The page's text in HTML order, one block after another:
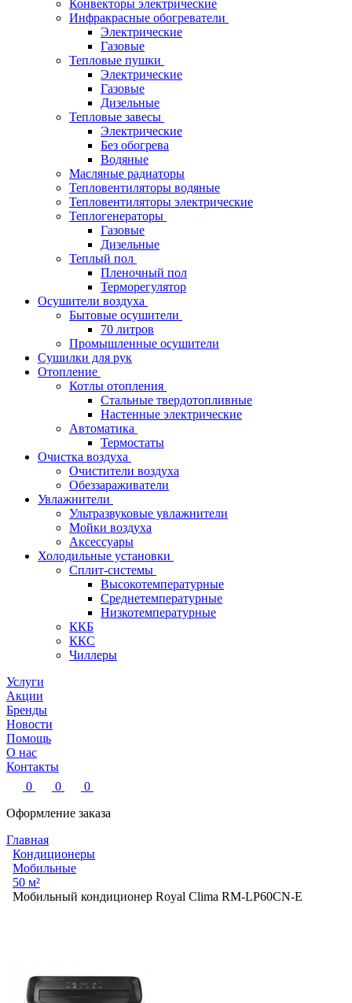
Конвекторы электрические
Инфракрасные обогреватели
Электрические
Газовые
Тепловые пушки
Электрические
Газовые
Дизельные
Тепловые завесы
Электрические
Без обогрева
Водяные
Масляные радиаторы
Тепловентиляторы водяные
Тепловентиляторы электрические
Теплогенераторы
Газовые
Дизельные
Теплый пол
Пленочный пол
Терморегулятор
Осушители воздуха
Бытовые осушители
70 литров
Промышленные осушители
Сушилки для рук
Отопление
Котлы отопления
Стальные твердотопливные
Настенные электрические
Автоматика
Термостаты
Очистка воздуха
Очистители воздуха
Обеззараживатели
Увлажнители
Ультразвуковые увлажнители
Мойки воздуха
Аксессуары
Холодильные установки
Сплит-системы
Высокотемпературные
Среднетемпературные
Низкотемпературные
ККБ
ККС
Чиллеры
Услуги
Акции
Бренды
Новости
Помощь
О нас
Контакты
0
0
0
Оформление заказа
Главная
Кондиционеры
Мобильные
50 м²
Мобильный кондиционер Royal Clima RM-LP60CN-E